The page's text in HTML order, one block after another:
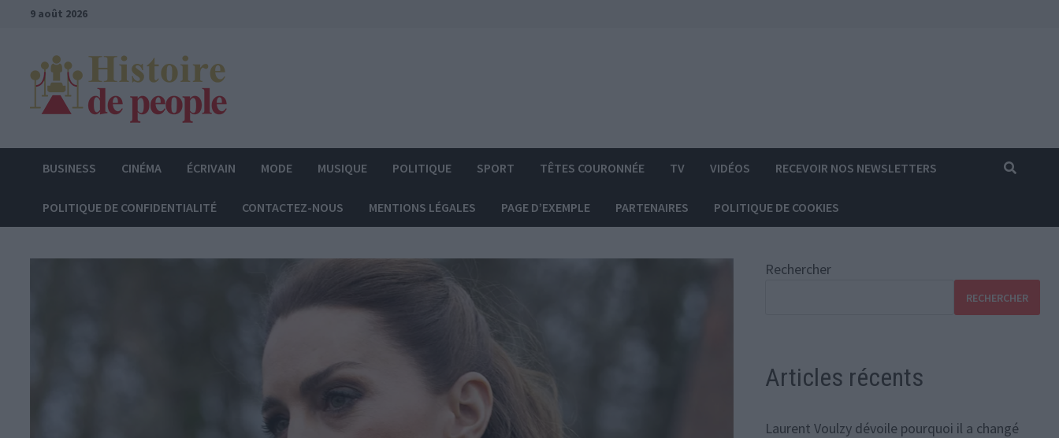
Passer9 août 2026
BUSINESS CINÉMA ÉCRIVAIN MODE MUSIQUE POLITIQUE SPORT TÊTES COURONNÉE TV VIDÉOS RECEVOIR NOS NEWSLETTERS
POLITIQUE DE CONFIDENTIALITÉ CONTACTEZ-NOUS MENTIONS LÉGALES PAGE D’EXEMPLE PARTENAIRES POLITIQUE DE COOKIES
Rechercher
RECHERCHER
Articles récents
Laurent Voulzy dévoile pourquoi il a changé